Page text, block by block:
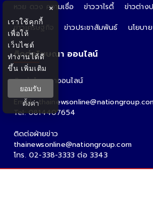
หวย ดวง ความเชื่อ
ข่าววาไรตี้
ข่าวต่าง
ข่าวเศรษฐกิจ
ข่าวประชาสัมพันธ์ นโยบา
ติดต่อโฆษณา ออนไลน์
ติดต่อโฆษณาออนไลน์
คุณอ้อ
Email :
Tel: 0814407654
ติดต่อฝ่ายข่าว
thainewsonline@nationgroup.com
โทร. 02-338-3333 ต่อ 3343
×
เราใช้คุกกี้
เพื่อให้
เว็บไซต์
ทำงานได้ดี
ขึ้น เพิ่มเติม
ยอมรับ
ตั้งค่า